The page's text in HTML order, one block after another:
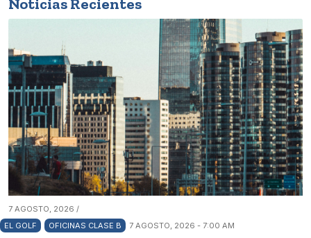
Noticias Recientes
7 AGOSTO, 2026 /
EL GOLF
OFICINAS CLASE B 7 AGOSTO, 2026 - 7:00 AM